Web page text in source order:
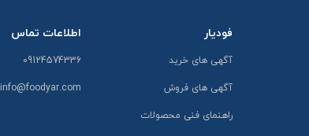
فودیار
آگهی های خرید
آگهی های فروش
راهنمای فنی محصولات
اطلاعات تماس
09124574336
info@foodyar.com